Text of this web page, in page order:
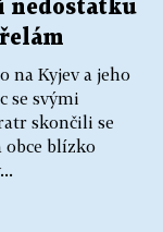
nedostatku
na Kyjev a jeho
se svými
skončili se
obce blízko